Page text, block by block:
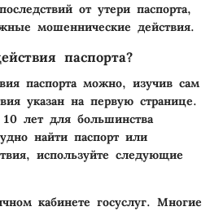
от утери паспорта,
мошеннические действия.
паспорта?
паспорта можно, изучив сам
указан на первую странице.
лет для большинства
найти паспорт или
используйте следующие
кабинете госуслуг. Многие